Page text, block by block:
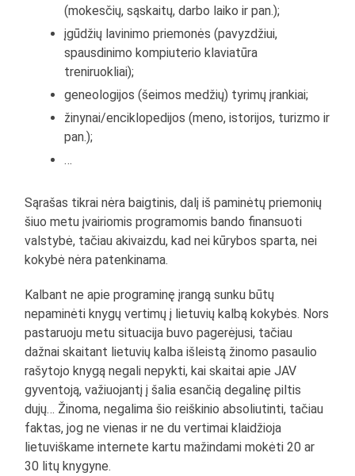
(mokesčių, sąskaitų, darbo laiko ir pan.);
įgūdžių lavinimo priemonės (pavyzdžiui,
spausdinimo kompiuterio klaviatūra
treniruokliai);
geneologijos (šeimos medžių) tyrimų įrankiai;
žinynai/enciklopedijos (meno, istorijos, turizmo ir
pan.);
…
Sąrašas tikrai nėra baigtinis, dalį iš paminėtų priemonių
šiuo metu įvairiomis programomis bando finansuoti
valstybė, tačiau akivaizdu, kad nei kūrybos sparta, nei
kokybė nėra patenkinama.
Kalbant ne apie programinę įrangą sunku būtų
nepaminėti knygų vertimų į lietuvių kalbą kokybės. Nors
pastaruoju metu situacija buvo pagerėjusi, tačiau
dažnai skaitant lietuvių kalba išleistą žinomo pasaulio
rašytojo knygą negali nepykti, kai skaitai apie JAV
gyventoją, važiuojantį į šalia esančią degalinę piltis
dujų… Žinoma, negalima šio reiškinio absoliutinti, tačiau
faktas, jog ne vienas ir ne du vertimai klaidžioja
lietuviškame internete kartu mažindami mokėti 20 ar
30 litų knygyne.